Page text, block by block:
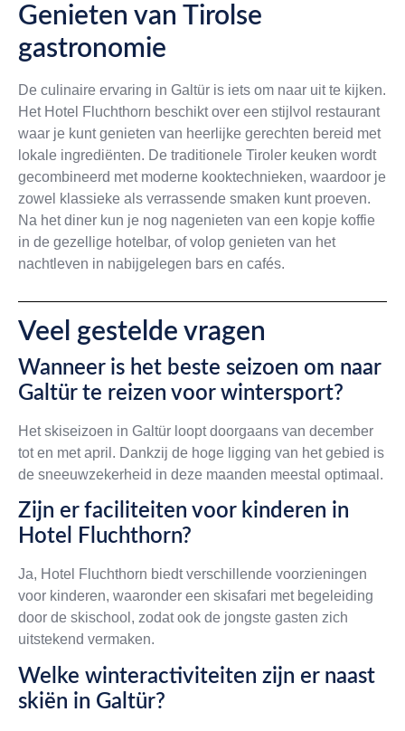
Genieten van Tirolse
gastronomie
De culinaire ervaring in Galtür is iets om naar uit te kijken.
Het Hotel Fluchthorn beschikt over een stijlvol restaurant
waar je kunt genieten van heerlijke gerechten bereid met
lokale ingrediënten. De traditionele Tiroler keuken wordt
gecombineerd met moderne kooktechnieken, waardoor je
zowel klassieke als verrassende smaken kunt proeven.
Na het diner kun je nog nagenieten van een kopje koffie
in de gezellige hotelbar, of volop genieten van het
nachtleven in nabijgelegen bars en cafés.
Veel gestelde vragen
Wanneer is het beste seizoen om naar
Galtür te reizen voor wintersport?
Het skiseizoen in Galtür loopt doorgaans van december
tot en met april. Dankzij de hoge ligging van het gebied is
de sneeuwzekerheid in deze maanden meestal optimaal.
Zijn er faciliteiten voor kinderen in
Hotel Fluchthorn?
Ja, Hotel Fluchthorn biedt verschillende voorzieningen
voor kinderen, waaronder een skisafari met begeleiding
door de skischool, zodat ook de jongste gasten zich
uitstekend vermaken.
Welke winteractiviteiten zijn er naast
skiën in Galtür?